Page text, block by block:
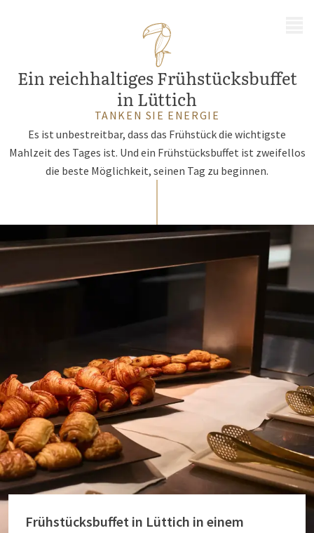
Ein reichhaltiges Frühstücksbuffet
in Lüttich
TANKEN SIE ENERGIE
Es ist unbestreitbar, dass das Frühstück die wichtigste
Mahlzeit des Tages ist. Und ein Frühstücksbuffet ist zweifellos
die beste Möglichkeit, seinen Tag zu beginnen.
Frühstücksbuffet in Lüttich in einem